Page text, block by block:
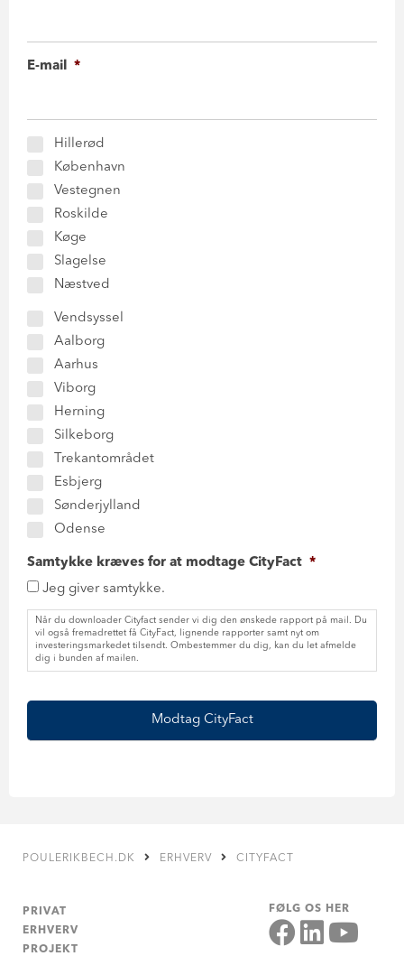
E-mail *
Hillerød
København
Vestegnen
Roskilde
Køge
Slagelse
Næstved
Vendsyssel
Aalborg
Aarhus
Viborg
Herning
Silkeborg
Trekantområdet
Esbjerg
Sønderjylland
Odense
Samtykke kræves for at modtage CityFact *
Jeg giver samtykke.
Når du downloader Cityfact sender vi dig den ønskede rapport på mail. Du
vil også fremadrettet få CityFact, lignende rapporter samt nyt om
investeringsmarkedet tilsendt. Ombestemmer du dig, kan du let afmelde
dig i bunden af mailen.
POULERIKBECH.DK ERHVERV CITYFACT
PRIVAT
ERHVERV
PROJEKT
FØLG OS HER